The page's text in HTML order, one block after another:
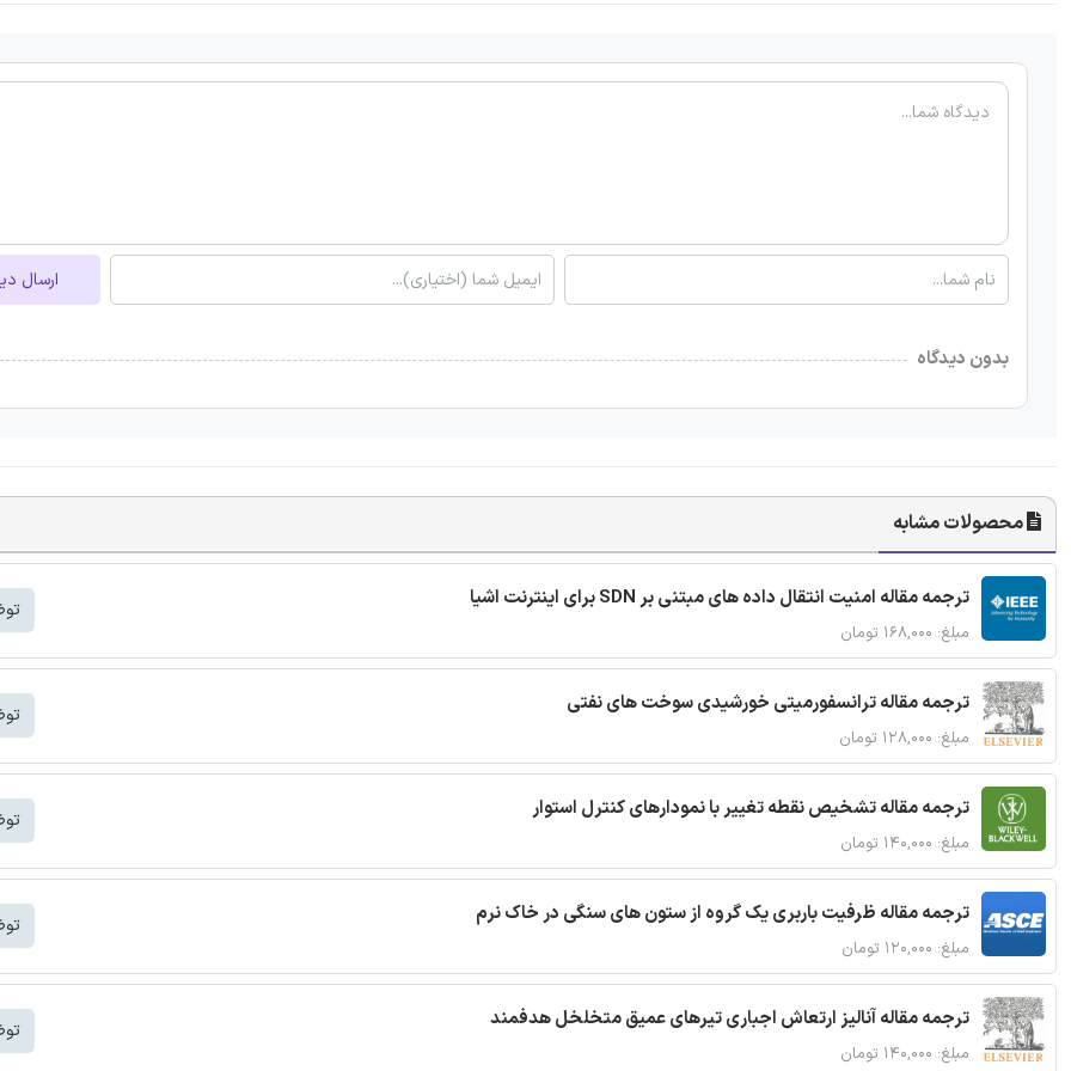
ارسال
بدون دیدگاه
محصولات مشابه
ترجمه مقاله امنیت انتقال داده های مبتنی بر SDN برای اینترنت اشیا
مبلغ: ۱۶۸,۰۰۰ تومان
ترجمه مقاله ترانسفورمیتی خورشیدی سوخت های نفتی
مبلغ: ۱۲۸,۰۰۰ تومان
ترجمه مقاله تشخیص نقطه تغییر با نمودارهای کنترل استوار
مبلغ: ۱۴۰,۰۰۰ تومان
ترجمه مقاله ظرفیت باربری یک گروه از ستون های سنگی در خاک نرم
مبلغ: ۱۲۰,۰۰۰ تومان
ترجمه مقاله آنالیز ارتعاش اجباری تیرهای عمیق متخلخل هدفمند
مبلغ: ۱۴۰,۰۰۰ تومان